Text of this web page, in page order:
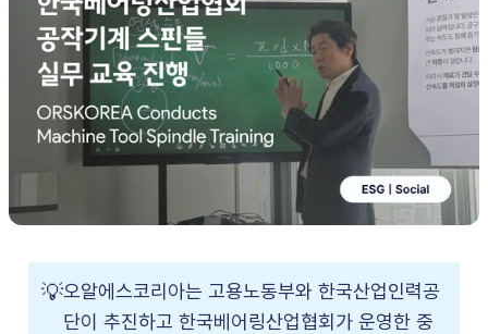
💡오알에스코리아는 고용노동부와 한국산업인력공
단이 추진하고 한국베어링산업협회가 운영한 중